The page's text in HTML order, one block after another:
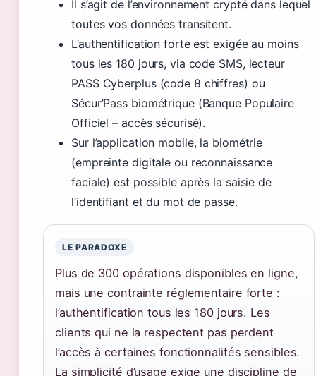
Il s’agit de l’environnement crypté dans lequel
toutes vos données transitent.
L’authentification forte est exigée au moins
tous les 180 jours, via code SMS, lecteur
PASS Cyberplus (code 8 chiffres) ou
Sécur’Pass biométrique (Banque Populaire
Officiel – accès sécurisé).
Sur l’application mobile, la biométrie
(empreinte digitale ou reconnaissance
faciale) est possible après la saisie de
l’identifiant et du mot de passe.
LE PARADOXE
Plus de 300 opérations disponibles en ligne,
mais une contrainte réglementaire forte :
l’authentification tous les 180 jours. Les
clients qui ne la respectent pas perdent
l’accès à certaines fonctionnalités sensibles.
La simplicité d’usage exige une discipline de